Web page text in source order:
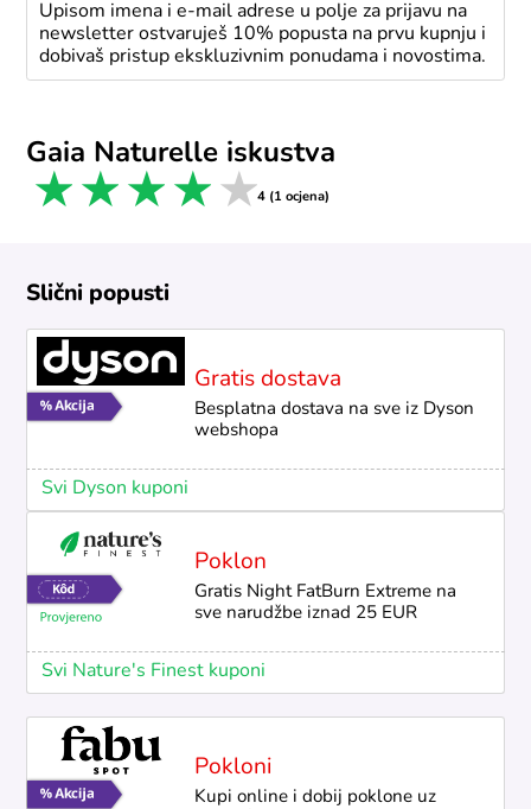
Upisom imena i e-mail adrese u polje za prijavu na
newsletter ostvaruješ 10% popusta na prvu kupnju i
dobivaš pristup ekskluzivnim ponudama i novostima.
Gaia Naturelle iskustva
5 stars
4 stars
3 stars
2 stars
1 star 4 (1 ocjena)
Slični popusti
Gratis dostava
Besplatna dostava na sve iz Dyson
webshopa
Svi Dyson kuponi
Poklon
Gratis Night FatBurn Extreme na
sve narudžbe iznad 25 EUR
Svi Nature's Finest kuponi
Pokloni
Kupi online i dobij poklone uz